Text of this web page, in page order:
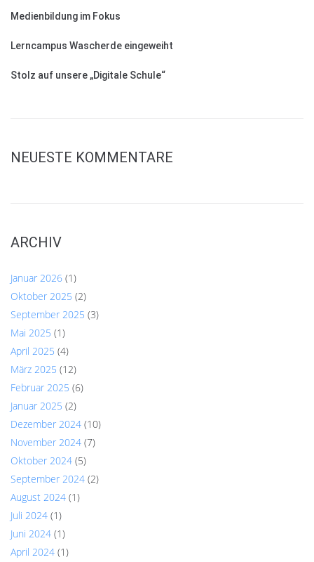
Medienbildung im Fokus
Lerncampus Wascherde eingeweiht
Stolz auf unsere „Digitale Schule“
NEUESTE KOMMENTARE
ARCHIV
Januar 2026 (1)
Oktober 2025 (2)
September 2025 (3)
Mai 2025 (1)
April 2025 (4)
März 2025 (12)
Februar 2025 (6)
Januar 2025 (2)
Dezember 2024 (10)
November 2024 (7)
Oktober 2024 (5)
September 2024 (2)
August 2024 (1)
Juli 2024 (1)
Juni 2024 (1)
April 2024 (1)